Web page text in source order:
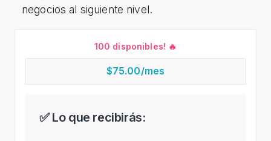
negocios al siguiente nivel.
100 disponibles! 🔥
$75.00/mes